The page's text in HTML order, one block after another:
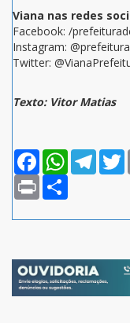
Viana nas redes
Facebook: /
Instagram:
Twitter:
Texto: Vitor Matias
FacebookWhatsApp
Print